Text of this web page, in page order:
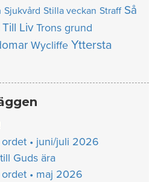
Sjukvård Stilla veckan Straff Så
Till Liv Trons grund
Wycliffe Yttersta
• juni/juli 2026
Guds ära
• maj 2026